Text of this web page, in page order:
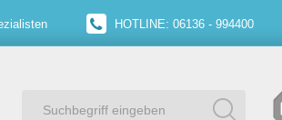
HOTLINE: 06136 - 994400